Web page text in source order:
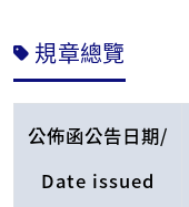
規章總覽
公佈函公告日期/
Date issued